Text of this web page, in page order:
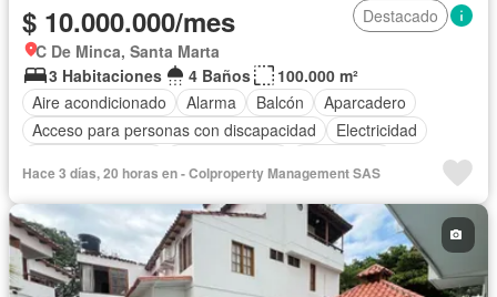
$ 10.000.000/mes
Destacado
C De Minca, Santa Marta
3 Habitaciones
4 Baños
100.000 m²
Aire acondicionado
Alarma Balcón
Aparcadero
Acceso para personas con discapacidad
Electricidad
Vista panorámica
Seguridad privada Agua
Hace 3 días, 20 horas en - Colproperty Management SAS